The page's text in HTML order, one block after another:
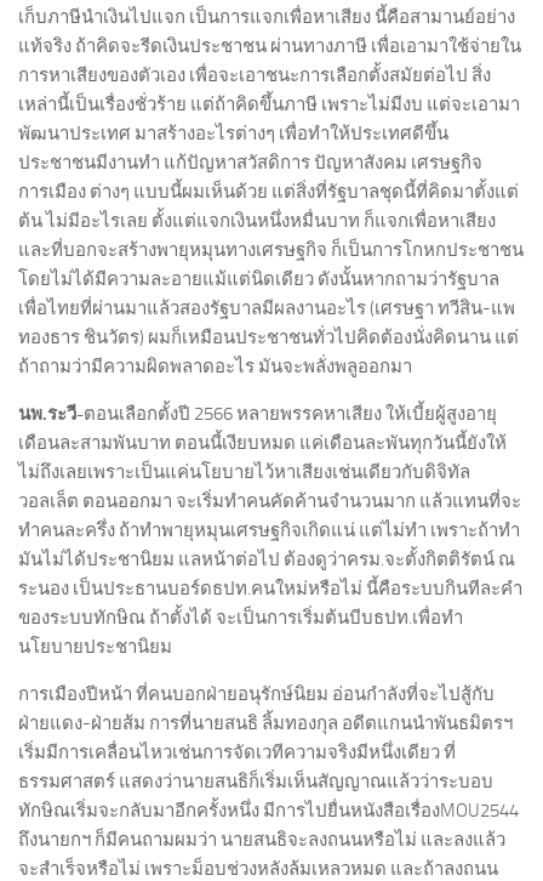
เก็บภาษีนำเงินไปแจก เป็นการแจกเพื่อหาเสียง นี้คือสามานย์อย่าง
แท้จริง ถ้าคิดจะรีดเงินประชาชน ผ่านทางภาษี เพื่อเอามาใช้จ่ายใน
การหาเสียงของตัวเอง เพื่อจะเอาชนะการเลือกตั้งสมัยต่อไป สิ่ง
เหล่านี้เป็นเรื่องชั่วร้าย แต่ถ้าคิดขึ้นภาษี เพราะไม่มีงบ แต่จะเอามา
พัฒนาประเทศ มาสร้างอะไรต่างๆ เพื่อทำให้ประเทศดีขึ้น
ประชาชนมีงานทำ แก้ปัญหาสวัสดิการ ปัญหาสังคม เศรษฐกิจ
การเมือง ต่างๆ แบบนี้ผมเห็นด้วย แต่สิ่งที่รัฐบาลชุดนี้ที่คิดมาตั้งแต่
ต้น ไม่มีอะไรเลย ตั้งแต่แจกเงินหนึ่งหมื่นบาท ก็แจกเพื่อหาเสียง
และที่บอกจะสร้างพายุหมุนทางเศรษฐกิจ ก็เป็นการโกหกประชาชน
โดยไม่ได้มีความละอายแม้แต่นิดเดียว ดังนั้นหากถามว่ารัฐบาล
เพื่อไทยที่ผ่านมาแล้วสองรัฐบาลมีผลงานอะไร (เศรษฐา ทวีสิน-แพ
ทองธาร ชินวัตร) ผมก็เหมือนประชาชนทั่วไปคิดต้องนั่งคิดนาน แต่
ถ้าถามว่ามีความผิดพลาดอะไร มันจะพลั่งพลูออกมา
นพ.ระวี-ตอนเลือกตั้งปี 2566 หลายพรรคหาเสียง ให้เบี้ยผู้สูงอายุ
เดือนละสามพันบาท ตอนนี้เงียบหมด แค่เดือนละพันทุกวันนี้ยังให้
ไม่ถึงเลยเพราะเป็นแค่นโยบายไว้หาเสียงเช่นเดียวกับดิจิทัล
วอลเล็ต ตอนออกมา จะเริ่มทำคนคัดค้านจำนวนมาก แล้วแทนที่จะ
ทำคนละครึ่ง ถ้าทำพายุหมุนเศรษฐกิจเกิดแน่ แต่ไม่ทำ เพราะถ้าทำ
มันไม่ได้ประชานิยม แลหน้าต่อไป ต้องดูว่าครม.จะตั้งกิตติรัตน์ ณ
ระนอง เป็นประธานบอร์ดธปท.คนใหม่หรือไม่ นี้คือระบบกินทีละคำ
ของระบบทักษิณ ถ้าตั้งได้ จะเป็นการเริ่มต้นบีบธปท.เพื่อทำ
นโยบายประชานิยม
การเมืองปีหน้า ที่คนบอกฝ่ายอนุรักษ์นิยม อ่อนกำลังที่จะไปสู้กับ
ฝ่ายแดง-ฝ่ายส้ม การที่นายสนธิ ลิ้มทองกุล อดีตแกนนำพันธมิตรฯ
เริ่มมีการเคลื่อนไหวเช่นการจัดเวทีความจริงมีหนึ่งเดียว ที่
ธรรมศาสตร์ แสดงว่านายสนธิก็เริ่มเห็นสัญญาณแล้วว่าระบอบ
ทักษิณเริ่มจะกลับมาอีกครั้งหนึ่ง มีการไปยื่นหนังสือเรื่องMOU2544
ถึงนายกฯ ก็มีคนถามผมว่า นายสนธิจะลงถนนหรือไม่ และลงแล้ว
จะสำเร็จหรือไม่ เพราะม็อบช่วงหลังล้มเหลวหมด และถ้าลงถนน